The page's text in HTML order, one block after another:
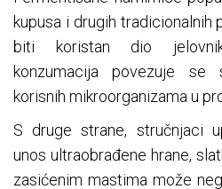
kupusa i drugih tradicionalnih
biti koristan dio
konzumacija povezuje se
korisnih mikroorganizama u
S druge strane, stručnjaci
unos ultraobrađene hrane,
zasićenim mastima može